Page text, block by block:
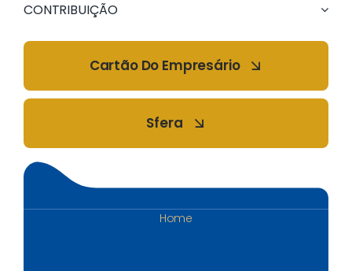
CONTRIBUIÇÃO
Cartão Do Empresário
Sfera
Home